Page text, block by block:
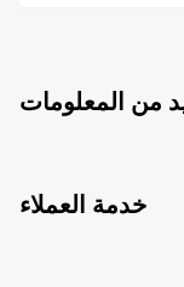
من المعلومات
خدمة العملاء